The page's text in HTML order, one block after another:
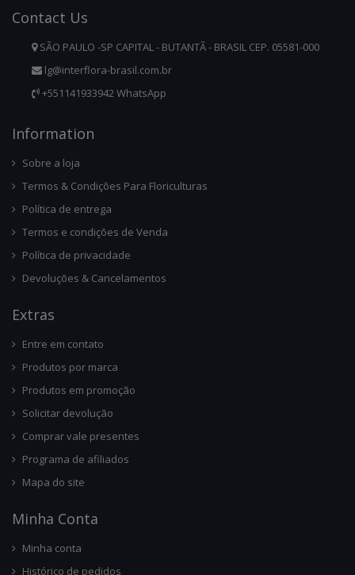
Contact Us
SÃO PAULO -SP CAPITAL - BUTANTÃ - BRASIL CEP. 05581-000
lg@interflora-brasil.com.br
+551141933942 WhatsApp
InforMation
Sobre a loja
Termos & Condições Para Floriculturas
Política de entrega
Termos e condições de Venda
Política de privacidade
Devoluções & Cancelamentos
ExtRas
Entre em contato
Produtos por marca
Produtos em promoção
Solicitar devolução
Comprar vale presentes
Programa de afiliados
Mapa do site
Minha Conta
Minha conta
Histórico de pedidos